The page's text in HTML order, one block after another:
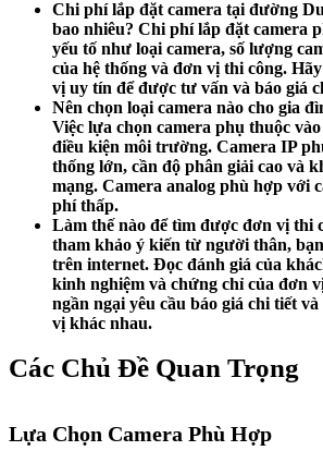
Chi phí lắp đặt camera tại đường
bao nhiêu? Chi phí lắp đặt camera
yếu tố như loại camera, số lượng
của hệ thống và đơn vị thi công.
vị uy tín để được tư vấn và báo giá
Nên chọn loại camera nào cho gia
Việc lựa chọn camera phụ thuộc
điều kiện môi trường. Camera IP
thống lớn, cần độ phân giải cao và
mạng. Camera analog phù hợp với
phí thấp.
Làm thế nào để tìm được đơn vị thi
tham khảo ý kiến từ người thân,
trên internet. Đọc đánh giá của
kinh nghiệm và chứng chỉ của đơn
ngần ngại yêu cầu báo giá chi tiết
vị khác nhau.
Các Chủ Đề Quan Trọng
Lựa Chọn Camera Phù Hợp